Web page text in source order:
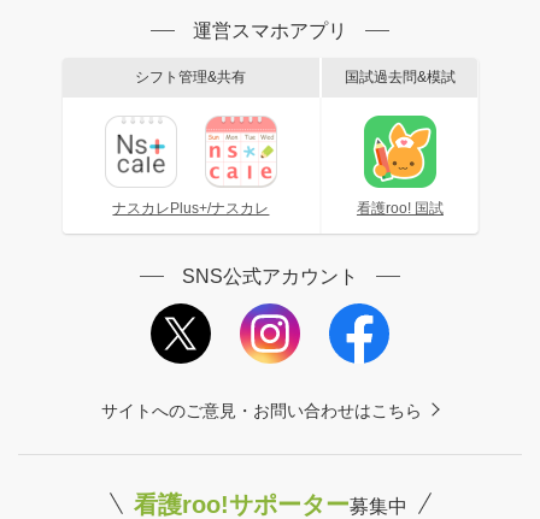
運営スマホアプリ
シフト管理&共有
ナスカレPlus+/ナスカレ
国試過去問&模試
看護roo! 国試
SNS公式アカウント
サイトへのご意見・お問い合わせはこちら
看護roo!サポーター募集中